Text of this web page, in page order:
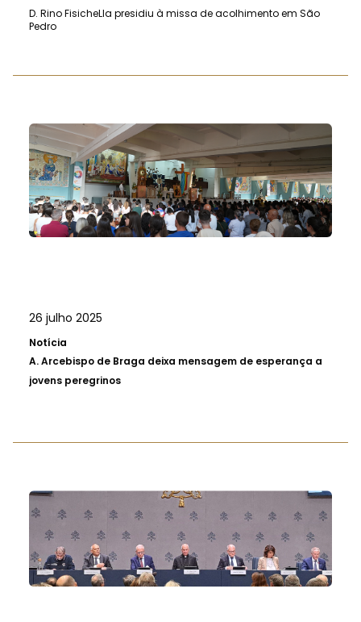
D. Rino FisicheLla presidiu à missa de acolhimento em São
Pedro
26 julho 2025
Notícia
A.Arcebispo de Braga deixa mensagem de esperança a
jovens peregrinos